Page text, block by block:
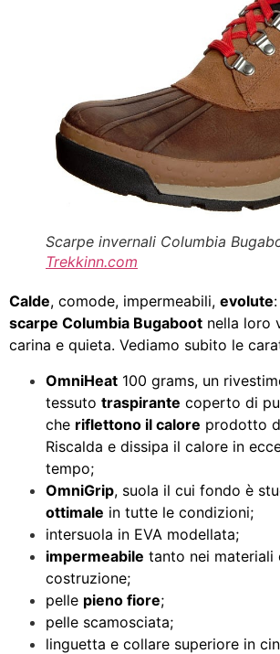
Scarpe invernali Columbia
Trekkinn.com
Calde, comode, impermeabili, evolute
scarpe Columbia Bugaboot nella loro
carina e quieta. Vediamo subito le
OmniHeat 100 grams, un
tessuto traspirante coperto di
che riflettono il calore prodotto
Riscalda e dissipa il calore in
tempo;
OmniGrip, suola il cui fondo è
ottimale in tutte le condizioni;
intersuola in EVA modellata;
impermeabile tanto nei materiali
costruzione;
pelle pieno fiore;
pelle scamosciata;
linguetta e collare superiore in